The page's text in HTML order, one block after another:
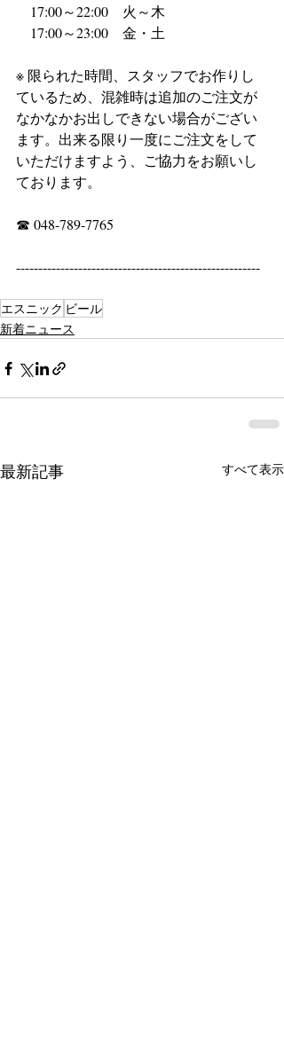
17:00～22:00　火～木
17:00～23:00　金・土
※ 限られた時間、スタッフでお作りし
ているため、混雑時は追加のご注文が
なかなかお出しできない場合がござい
ます。出来る限り一度にご注文をして
いただけますよう、ご協力をお願いし
ております。
☎ 048-789-7765
-------------------------------------------------------
エスニック ビール
新着ニュース
最新記事 すべて表示